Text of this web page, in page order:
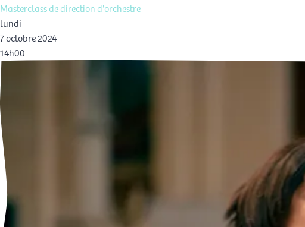
Masterclass de direction d'orchestre
lundi
7 octobre 2024
14h00